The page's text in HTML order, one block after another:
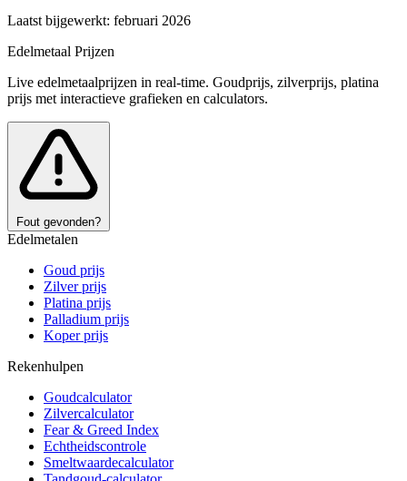
Laatst bijgewerkt: februari 2026
Edelmetaal Prijzen
Live edelmetaalprijzen in real-time. Goudprijs, zilverprijs, platina
prijs met interactieve grafieken en calculators.
Fout gevonden?
Edelmetalen
Goud prijs
Zilver prijs
Platina prijs
Palladium prijs
Koper prijs
Rekenhulpen
Goudcalculator
Zilvercalculator
Fear & Greed Index
Echtheidscontrole
Smeltwaardecalculator